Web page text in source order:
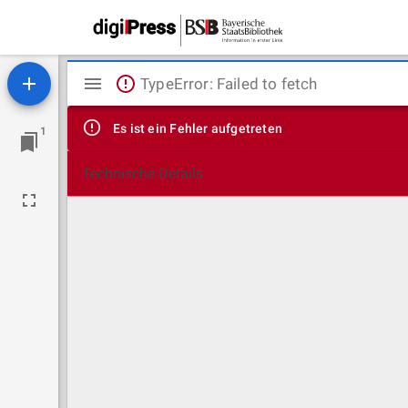
1
Mirador
Viewer
TypeError: Failed to fetch
Es ist ein Fehler aufgetreten
Technische Details